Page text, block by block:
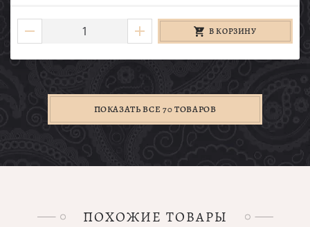
В КОРЗИНУ
ПОКАЗАТЬ ВСЕ 70 ТОВАРОВ
ПОХОЖИЕ ТОВАРЫ